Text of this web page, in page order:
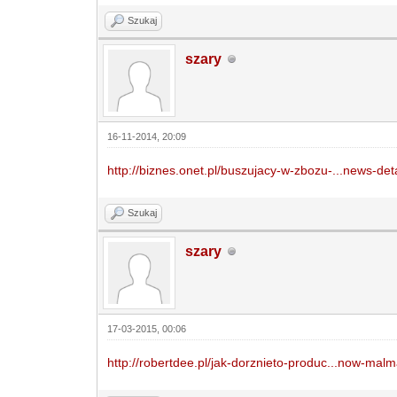
Szukaj
szary
16-11-2014, 20:09
http://biznes.onet.pl/buszujacy-w-zbozu-...news-
Szukaj
szary
17-03-2015, 00:06
http://robertdee.pl/jak-dorznieto-produc...now-